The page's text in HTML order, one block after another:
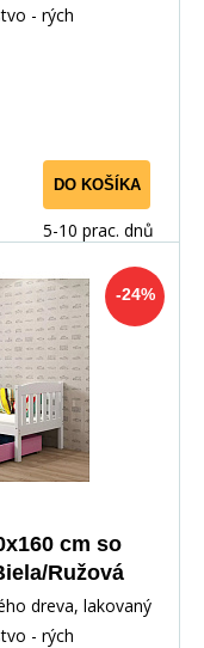
- rých
DO KOŠÍKA
5-10 prac. dnů
-24%
cm so
Ružová
dreva, lakovaný
- rých